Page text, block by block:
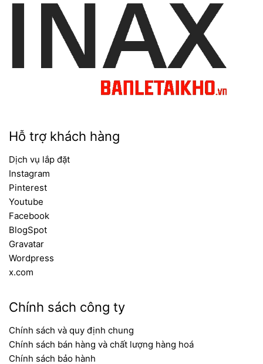
Hỗ trợ khách hàng
Dịch vụ lắp đặt
Instagram
Pinterest
Youtube
Facebook
BlogSpot
Gravatar
Wordpress
x.com
Chính sách công ty
Chính sách và quy định chung
Chính sách bán hàng và chất lượng hàng hoá
Chính sách bảo hành